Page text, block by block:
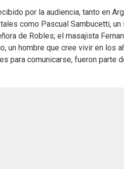
por la audiencia, tanto en
como Pascual Sambucetti,
de Robles; el masajista
un hombre que cree vivir en los
para comunicarse, fueron parte